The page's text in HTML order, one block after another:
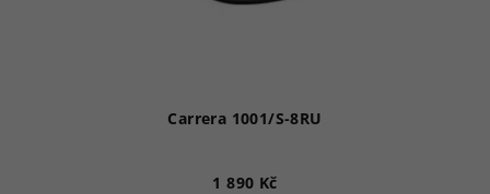
Carrera 1001/S-8RU
1 890 Kč